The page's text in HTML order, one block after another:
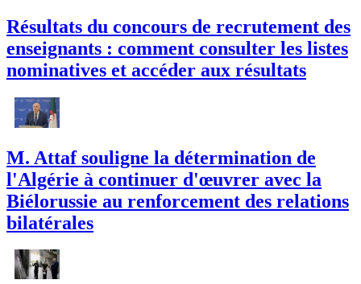
Résultats du concours de recrutement des
enseignants : comment consulter les listes
nominatives et accéder aux résultats
M. Attaf souligne la détermination de
l'Algérie à continuer d'œuvrer avec la
Biélorussie au renforcement des relations
bilatérales